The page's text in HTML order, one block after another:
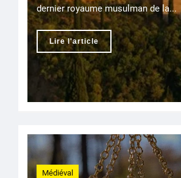
dernier royaume musulman de la...
Lire l'article
Médiéval